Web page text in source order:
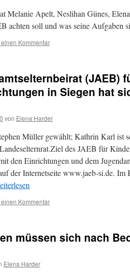
Melanie Apelt, Neslihan Günes,
achten soll und was seine Aufgaben
Kommentar
(JAEB)
in Siegen hat
von Elena Harder
Müller gewählt; Kathrin Karl ist
des JAEB für
den Einrichtungen und dem
der Internetseite www.jaeb-si.de. Im
Kommentar
müssen sich nach
Elena Harder